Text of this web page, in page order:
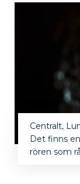
Centralt,
Det finns
rören som